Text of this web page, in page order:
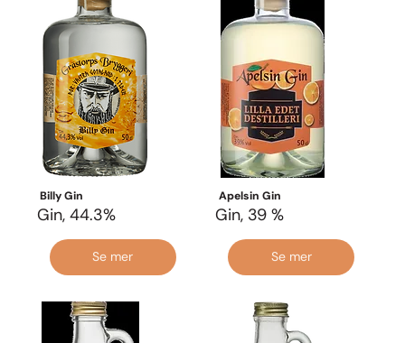
Billy Gin
Gin, 44.3%
Se mer
Apelsin Gin
Gin, 39 %
Se mer